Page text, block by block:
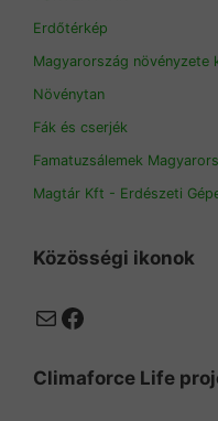
Erdőtérkép
Magyarország növényzete
Növénytan
Fák és cserjék
Famatuzsálemek
Magtár Kft - Erdészeti
Közösségi ikonok
MailFacebook
Climaforce Life